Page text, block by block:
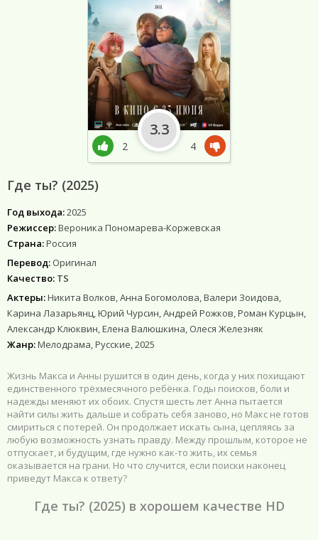
Где ты? (2025)
Год выхода:2025
Режиссер:Вероника Пономарева-Коржевская
Страна:Россия
Перевод: Оригинал
Качество: TS
Актеры:Никита Волков, Анна Богомолова, Валери Зоидова,
Карина Лазарьянц, Юрий Чурсин, Андрей Рожков, Роман Курцын,
Александр Клюквин, Елена Валюшкина, Олеся Железняк
Жанр:Мелодрама, Русские, 2025
Жизнь Макса и Анны рушится в один день, когда у них похищают
единственного трёхмесячного ребёнка. Годы поисков, боли и
надежды меняют их обоих. Спустя шесть лет Анна пытается
найти силы жить дальше и собрать себя заново, но Макс не готов
смириться с потерей. Он продолжает искать сына, цепляясь за
любую возможность узнать правду. Между прошлым, которое не
отпускает, и будущим, где нужно как-то жить, их семья
оказывается на грани. Но что случится, если поиски наконец
приведут Макса к ответу?
Где ты? (2025) в хорошем качестве HD
2
3.3
4